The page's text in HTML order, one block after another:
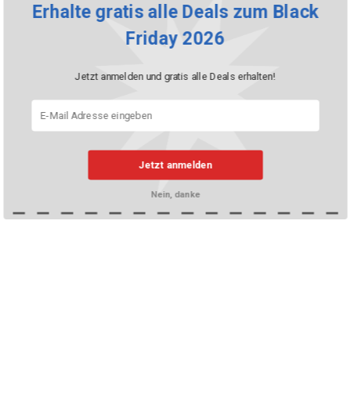
Jetzt anmelden
Erhalte gratis alle Deals zum Black
Friday 2026
Jetzt anmelden und gratis alle Deals erhalten!
Nein, danke